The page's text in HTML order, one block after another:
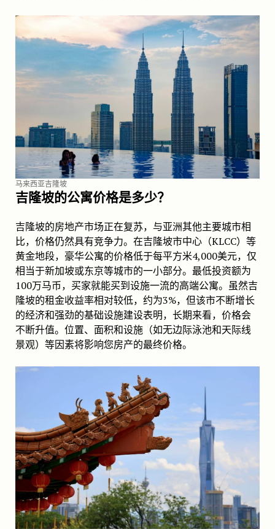
马来西亚吉隆坡
吉隆坡的公寓价格是多少？
吉隆坡的房地产市场正在复苏，与亚洲其他主要城市相
比，价格仍然具有竞争力。在吉隆坡市中心（KLCC）等
黄金地段，豪华公寓的价格低于每平方米4,000美元，仅
相当于新加坡或东京等城市的一小部分。最低投资额为
100万马币，买家就能买到设施一流的高端公寓。虽然吉
隆坡的租金收益率相对较低，约为3%，但该市不断增长
的经济和强劲的基础设施建设表明，长期来看，价格会
不断升值。位置、面积和设施（如无边际泳池和天际线
景观）等因素将影响您房产的最终价格。